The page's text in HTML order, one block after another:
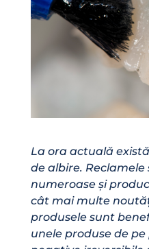
La ora actuală
de albire.
numeroase și
cât mai multe
produsele sunt
unele produse de